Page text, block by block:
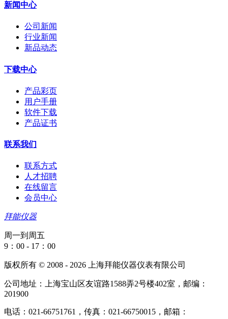
新闻中心
公司新闻
行业新闻
新品动态
下载中心
产品彩页
用户手册
软件下载
产品证书
联系我们
联系方式
人才招聘
在线留言
会员中心
拜能仪器
周一到周五
9：00 - 17：00
版权所有 © 2008 - 2026 上海拜能仪器仪表有限公司
公司地址：上海宝山区友谊路1588弄2号楼402室，邮编：
201900
电话：021-66751761，传真：021-66750015，邮箱：